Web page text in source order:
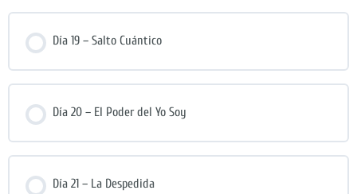
Día 19 – Salto Cuántico
Día 20 – El Poder del Yo Soy
Día 21 – La Despedida